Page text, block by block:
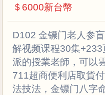
＄6000新台幣
D102 金镖门老人参
解视频课程30集
派的授業老師，可以
711超商便利店取貨
法技法，金镖门八字